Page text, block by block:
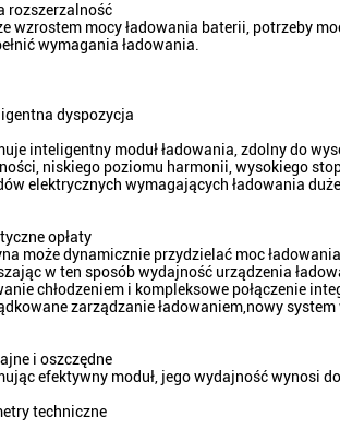
rozszerzalność
wzrostem mocy ładowania baterii, potrzeby
wymagania ładowania.
dyspozycja
inteligentny moduł ładowania, zdolny do
niskiego poziomu harmonii, wysokiego
elektrycznych wymagających ładowania
opłaty
może dynamicznie przydzielać moc
w ten sposób wydajność urządzenia
chłodzeniem i kompleksowe połączenie
zarządzanie ładowaniem,nowy
i oszczędne
efektywny moduł, jego wydajność wynosi
techniczne